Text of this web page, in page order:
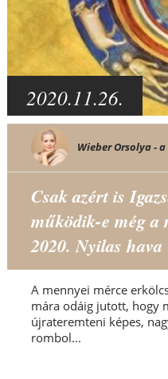
2020.11.26.
Wieber Orsolya -
Csak azért is
működik-e még a
2020. Nyilas hava
A mennyei mérce
mára odáig jutott, hogy
újrateremteni képes,
rombol...